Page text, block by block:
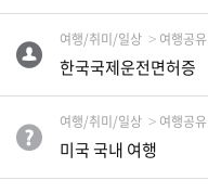
공
항
여행/취미/일상 여행공유
한국국제운전면허증
여행/취미/일상 여행공유
미국 국내 여행